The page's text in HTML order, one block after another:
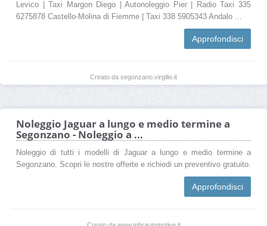
Levico | Taxi Margon Diego | Autonoleggio Pier | Radio Taxi 335
6275878 Castello-Molina di Fiemme | Taxi 338 5905343 Andalo ...
Approfondisci
Creato da segonzano.virgilio.it
Noleggio Jaguar a lungo e medio termine a
Segonzano - Noleggio a ...
Noleggio di tutti i modelli di Jaguar a lungo e medio termine a
Segonzano. Scopri le nostre offerte e richiedi un preventivo gratuito.
Approfondisci